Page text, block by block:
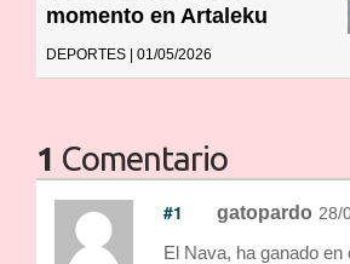
momento en Artaleku
DEPORTES | 01/05/2026
1 Comentario
#1 gatopardo 28/
El Nava, ha ganado en